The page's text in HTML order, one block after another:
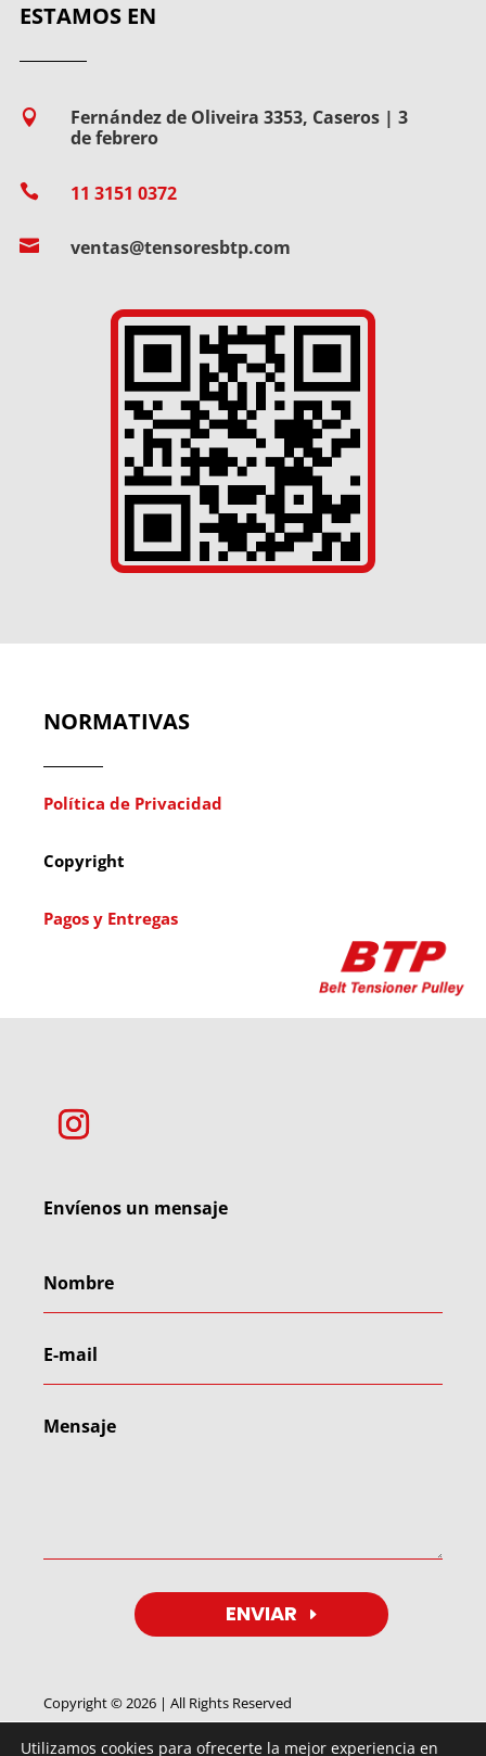
ESTAMOS EN

Fernández de Oliveira 3353, Caseros | 3
de febrero
 11 3151 0372
 ventas@tensoresbtp.com
NORMATIVAS
Política de Privacidad
Copyright
Pagos y Entregas
Envíenos un mensaje
ENVIAR
Copyright © 2026 | All Rights Reserved
Utilizamos cookies para ofrecerte la mejor experiencia en